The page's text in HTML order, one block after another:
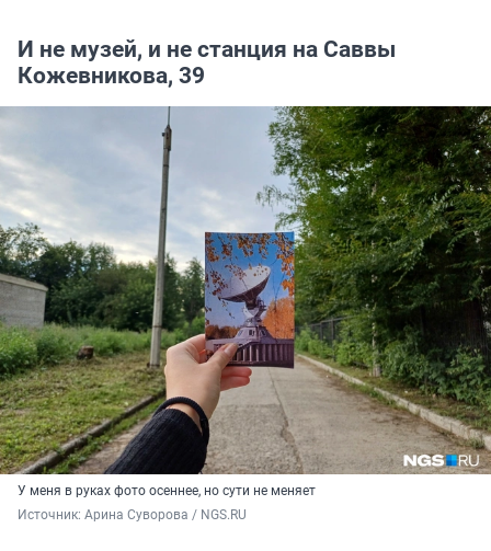
И не музей, и не станция на Саввы
Кожевникова, 39
У меня в руках фото осеннее, но сути не меняет
Источник: Арина Суворова / NGS.RU